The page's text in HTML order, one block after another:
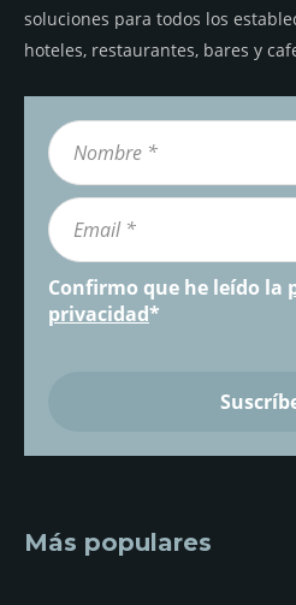
soluciones para todos los
hoteles, restaurantes, bares y
Confirmo que he leído la
privacidad*
Más populares